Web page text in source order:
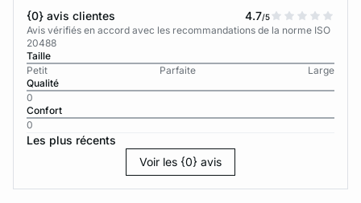
{0} avis clientes 4.7/5
Avis vérifiés en accord avec les recommandations de la norme ISO
20488
Taille
Petit
Parfaite
Large
Qualité
0
Confort
0
Les plus récents
Voir les {0} avis